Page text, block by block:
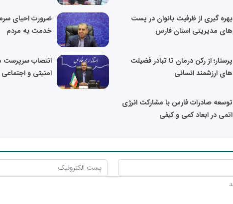
بهره گیری از ظرفیت بانوان در پست
های مدیریتی استان فارس
ضرورت احیای
خدمت به مردم
پرستار؛ از رکن درمان تا تبادر فضیلت
های ارزشمند انسانی
انتصاب سرپرست
امنیتی و
توسعه صادرات فارس با مشارکت انرژی
اتمی در ابعاد کمی و کیفی